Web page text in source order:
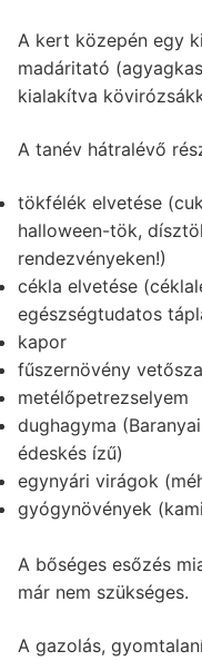
A kert közepén egy
madáritató
kialakítva
A tanév hátralévő
tökfélék elvetése
halloween-tök,
rendezvényeken!)
cékla elvetése
egészségtudatos
kapor
fűszernövény
metélőpetrezselyem
dughagyma
édeskés ízű)
egynyári virágok
gyógynövények
A bőséges esőzés
már nem szükséges.
A gazolás,